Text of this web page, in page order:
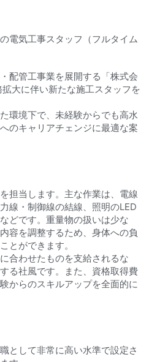
電気工事スタッフ（フルタイム
配管工事業を展開する「株式会
大に伴い新たな施工スタッフを
環境下で、未経験からでも高水
のキャリアチェンジに最適な案
担当します。主な作業は、電線
線・制御線の結線、照明のLED
どです。重量物の扱いは少な
容を調整するため、身体への負
とができます。
合わせたものを支給されるな
る社風です。また、資格取得費
からのスキルアップを全面的に
として非常に高い水準で設定さ